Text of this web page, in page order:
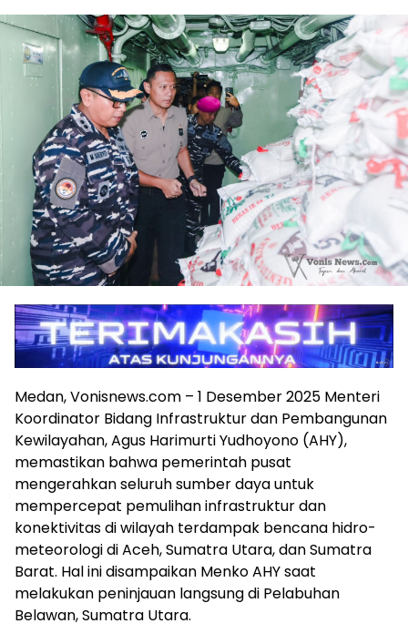
Medan, Vonisnews.com – 1 Desember 2025 Menteri
Koordinator Bidang Infrastruktur dan Pembangunan
Kewilayahan, Agus Harimurti Yudhoyono (AHY),
memastikan bahwa pemerintah pusat
mengerahkan seluruh sumber daya untuk
mempercepat pemulihan infrastruktur dan
konektivitas di wilayah terdampak bencana hidro-
meteorologi di Aceh, Sumatra Utara, dan Sumatra
Barat. Hal ini disampaikan Menko AHY saat
melakukan peninjauan langsung di Pelabuhan
Belawan, Sumatra Utara.